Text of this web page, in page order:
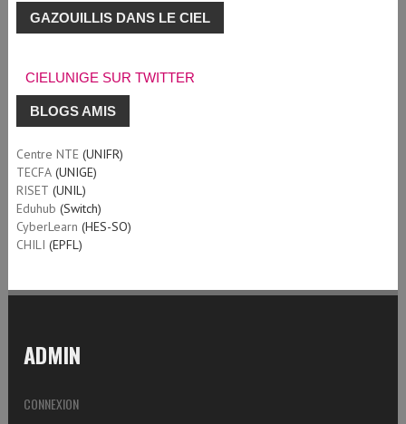
GAZOUILLIS DANS LE CIEL
CIELUNIGE SUR TWITTER
BLOGS AMIS
Centre NTE(UNIFR)
TECFA(UNIGE)
RISET (UNIL)
Eduhub (Switch)
CyberLearn (HES-SO)
CHILI (EPFL)
ADMIN
CONNEXION